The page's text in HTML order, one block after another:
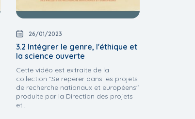
26/01/2023
3.2 Intégrer le genre, l'éthique et
la science ouverte
Cette vidéo est extraite de la
collection "Se repérer dans les projets
de recherche nationaux et européens"
produite par la Direction des projets
et...